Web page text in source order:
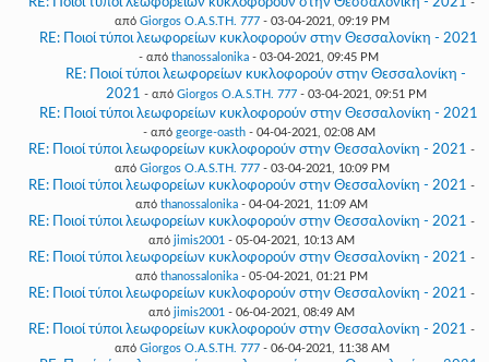
-
από Giorgos O.A.S.TH. 777- 03-04-2021, 09:19 PM
RE: Ποιοί τύποι λεωφορείων κυκλοφορούν στην Θεσσαλονίκη - 2021
- από thanossalonika - 03-04-2021, 09:45 PM
RE: Ποιοί τύποι λεωφορείων κυκλοφορούν στην Θεσσαλονίκη -
2021 - από Giorgos O.A.S.TH. 777- 03-04-2021, 09:51 PM
RE: Ποιοί τύποι λεωφορείων κυκλοφορούν στην Θεσσαλονίκη - 2021
- από george-oasth- 04-04-2021, 02:08 AM
RE: Ποιοί τύποι λεωφορείων κυκλοφορούν στην Θεσσαλονίκη - 2021 -
από Giorgos O.A.S.TH. 777- 03-04-2021, 10:09 PM
RE: Ποιοί τύποι λεωφορείων κυκλοφορούν στην Θεσσαλονίκη - 2021 -
από thanossalonika - 04-04-2021, 11:09 AM
RE: Ποιοί τύποι λεωφορείων κυκλοφορούν στην Θεσσαλονίκη - 2021 -
από jimis2001 - 05-04-2021, 10:13 AM
RE: Ποιοί τύποι λεωφορείων κυκλοφορούν στην Θεσσαλονίκη - 2021 -
από thanossalonika - 05-04-2021, 01:21 PM
RE: Ποιοί τύποι λεωφορείων κυκλοφορούν στην Θεσσαλονίκη - 2021 -
από jimis2001 - 06-04-2021, 08:49 AM
RE: Ποιοί τύποι λεωφορείων κυκλοφορούν στην Θεσσαλονίκη - 2021 -
από Giorgos O.A.S.TH. 777- 06-04-2021, 11:38 AM